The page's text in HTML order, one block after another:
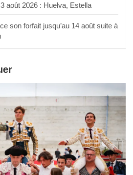
août 2026 : Huelva, Estella
son forfait jusqu’au 14 août suite à